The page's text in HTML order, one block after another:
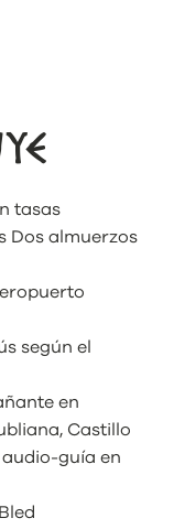
tasas
Dos almuerzos
según el
en
Castillo
audio-guía en